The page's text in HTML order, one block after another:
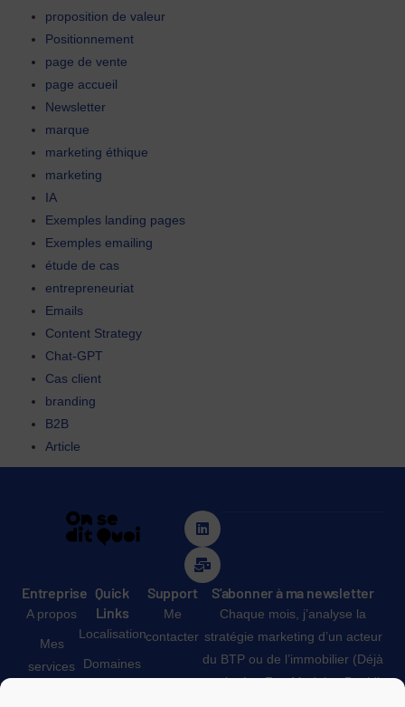
proposition de valeur
Positionnement
page de vente
page accueil
Newsletter
marque
marketing éthique
marketing
IA
Exemples landing pages
Exemples emailing
étude de cas
entrepreneuriat
Emails
Content Strategy
Chat-GPT
Cas client
branding
B2B
Article
Entreprise
A propos
Mes
services
Quick
Links
Localisation
Domaines
Support
Me
contacter
S'abonner à ma newsletter
Chaque mois, j’analyse la
stratégie marketing d’un acteur
du BTP ou de l’immobilier (Déjà
analysés : Zen Modular, Beeldi,